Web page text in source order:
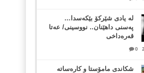
لە یادی شێرکۆ بێکەسدا…
پەسنی داهێنان.. نووسینی/ عەتا
قەرەداخی
0
شکاندی مامۆستا و کارەساتە